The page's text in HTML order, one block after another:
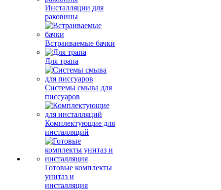
Инсталляции для
раковины
Встраиваемые бачки
Для трапа
Системы смыва для
писсуаров
Комплектующие для
инсталляций
Готовые комплекты
унитаз и
инсталляция